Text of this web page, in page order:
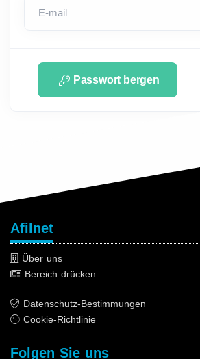
E-mail
Passwort bergen
Afilnet
Über uns
Bereich drücken
Datenschutz-Bestimmungen
Cookie-Richtlinie
Folgen Sie uns